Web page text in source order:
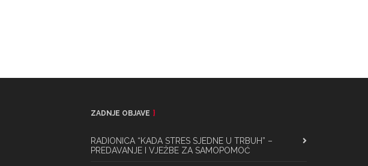
ZADNJE OBJAVE
RADIONICA “KADA STRES SJEDNE U TRBUH” –
PREDAVANJE I VJEŽBE ZA SAMOPOMOĆ